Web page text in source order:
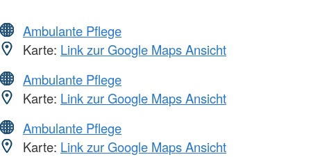
Ambulante Pflege
Karte: Link zur Google Maps Ansicht
Ambulante Pflege
Karte: Link zur Google Maps Ansicht
Ambulante Pflege
Karte: Link zur Google Maps Ansicht